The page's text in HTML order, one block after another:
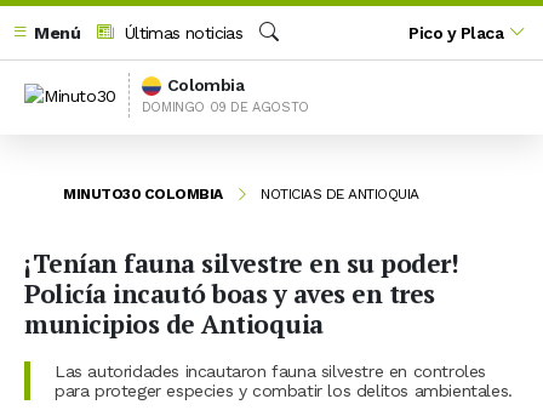
Menú
Últimas noticias
Buscar
Pico y Placa
Colombia
DOMINGO 09 DE AGOSTO
MINUTO30 COLOMBIA NOTICIAS DE ANTIOQUIA
¡Tenían fauna silvestre en su poder!
Policía incautó boas y aves en tres
municipios de Antioquia
Las autoridades incautaron fauna silvestre en controles
para proteger especies y combatir los delitos ambientales.